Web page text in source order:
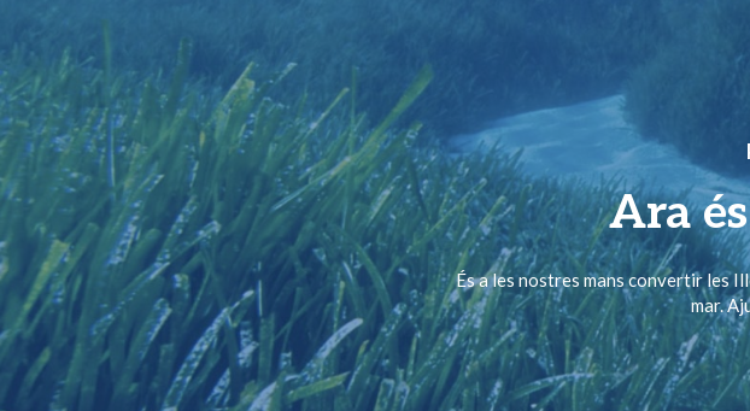
Ara
És a les nostres mans convertir les
mar.